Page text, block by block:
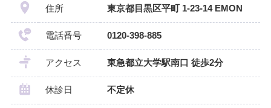
住所 東京都目黒区平町 1-23-14 EMON
電話番号 0120-398-885
アクセス 東急都立大学駅南口 徒歩2分
休診日 不定休